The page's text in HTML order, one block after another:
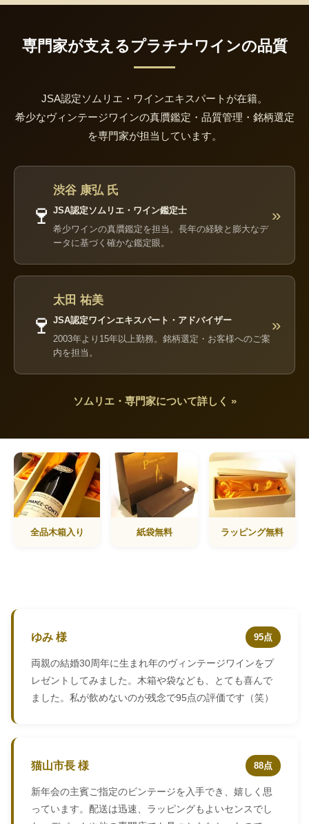
専門家が支えるプラチナワインの品質
JSA認定ソムリエ・ワインエキスパートが在籍。
希少なヴィンテージワインの真贋鑑定・品質管理・銘柄選定
を専門家が担当しています。
🍷
渋谷 康弘 氏
JSA認定ソムリエ・ワイン鑑定士
希少ワインの真贋鑑定を担当。長年の経験と膨大なデ
ータに基づく確かな鑑定眼。
»
🍷
太田 祐美
JSA認定ワインエキスパート・アドバイザー
2003年より15年以上勤務。銘柄選定・お客様へのご案
内を担当。
»
ソムリエ・専門家について詳しく »
全品木箱入り 紙袋無料 ラッピング無料
ゆみ 様 95点
両親の結婚30周年に生まれ年のヴィンテージワインをプ
レゼントしてみました。木箱や袋なども、とても喜んで
ました。私が飲めないのが残念で95点の評価です（笑）
猫山市長 様 88点
新年会の主賓ご指定のビンテージを入手でき、嬉しく思
っています。配送は迅速、ラッピングもよいセンスでし